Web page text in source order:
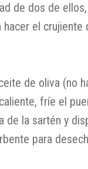
de dos de
hacer el
de oliva (no
fríe el
de la sartén y
para